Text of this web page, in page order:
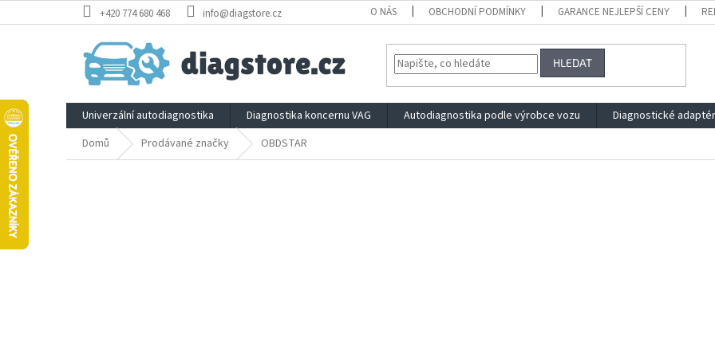
na
+420 774 680 468 info@diagstore.cz O NÁS OBCHODNÍ PODMÍNKY GARANCE NEJLEPŠÍ CENY
HLEDAT
Univerzální autodiagnostika Diagnostika koncernu VAG Autodiagnostika podle výrobce vozu Diagnostické
Domů
Prodávané značky OBDSTAR